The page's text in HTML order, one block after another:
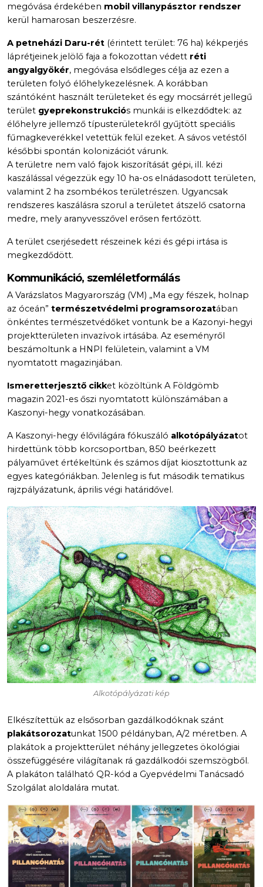
megóvása érdekében mobil villanypásztor rendszer
kerül hamarosan beszerzésre.
A petneházi Daru-rét (érintett terület: 76 ha) kékperjés
láprétjeinek jelölő faja a fokozottan védett réti
angyalgyökér, megóvása elsődleges célja az ezen a
területen folyó élőhelykezelésnek. A korábban
szántóként használt területeket és egy mocsárrét jellegű
terület gyeprekonstrukciós munkái is elkezdődtek: az
élőhelyre jellemző típusterületekről gyűjtött speciális
fűmagkeverékkel vetettük felül ezeket. A sávos vetéstől
későbbi spontán kolonizációt várunk.
A területre nem való fajok kiszorítását gépi, ill. kézi
kaszálással végezzük egy 10 ha-os elnádasodott területen,
valamint 2 ha zsombékos területrészen. Ugyancsak
rendszeres kaszálásra szorul a területet átszelő csatorna
medre, mely aranyvesszővel erősen fertőzött.
A terület cserjésedett részeinek kézi és gépi irtása is
megkezdődött.
Kommunikáció, szemléletformálás
A Varázslatos Magyarország (VM) „Ma egy fészek, holnap
az óceán” természetvédelmi programsorozatában
önkéntes természetvédőket vontunk be a Kazonyi-hegyi
projektterületen invazívok irtásába. Az eseményről
beszámoltunk a HNPI felületein, valamint a VM
nyomtatott magazinjában.
Ismeretterjesztő cikket közöltünk A Földgömb
magazin 2021-es őszi nyomtatott különszámában a
Kaszonyi-hegy vonatkozásában.
A Kaszonyi-hegy élővilágára fókuszáló alkotópályázatot
hirdettünk több korcsoportban, 850 beérkezett
pályaművet értékeltünk és számos díjat kiosztottunk az
egyes kategóriákban. Jelenleg is fut második tematikus
rajzpályázatunk, április végi határidővel.
Alkotópályázati kép
Elkészítettük az elsősorban gazdálkodóknak szánt
plakátsorozatunkat 1500 példányban, A/2 méretben. A
plakátok a projektterület néhány jellegzetes ökológiai
összefüggésére világítanak rá gazdálkodói szemszögből.
A plakáton található QR-kód a Gyepvédelmi Tanácsadó
Szolgálat aloldalára mutat.